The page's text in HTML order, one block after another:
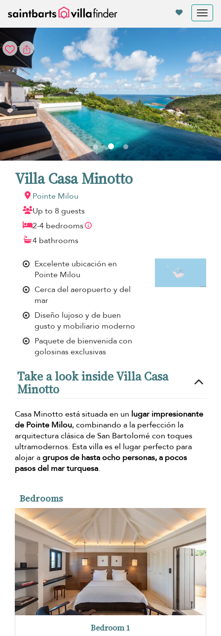
Villa Casa Minotto
Pointe Milou
Up to 8 guests
2-4 bedrooms
4 bathrooms
Excelente ubicación en
Pointe Milou
Cerca del aeropuerto y del
mar
Diseño lujoso y de buen
gusto y mobiliario moderno
Paquete de bienvenida con
golosinas exclusivas
Take a look inside Villa Casa
Minotto
Casa Minotto está situada en un lugar impresionante
de Pointe Milou, combinando a la perfección la
arquitectura clásica de San Bartolomé con toques
ultramodernos. Esta villa es el lugar perfecto para
alojar agrupos de hasta ocho personas, a pocos
pasos del mar turquesa.
Bedrooms
Bedroom 1
Panel de gestión de cookies